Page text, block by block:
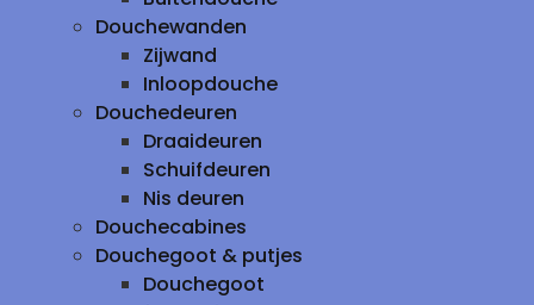
Douchewanden
Zijwand
Inloopdouche
Douchedeuren
Draaideuren
Schuifdeuren
Nis deuren
Douchecabines
Douchegoot & putjes
Douchegoot